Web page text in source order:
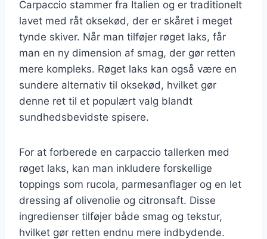
Carpaccio stammer fra Italien og er traditionelt
lavet med råt oksekød, der er skåret i meget
tynde skiver. Når man tilføjer røget laks, får
man en ny dimension af smag, der gør retten
mere kompleks. Røget laks kan også være en
sundere alternativ til oksekød, hvilket gør
denne ret til et populært valg blandt
sundhedsbevidste spisere.
For at forberede en carpaccio tallerken med
røget laks, kan man inkludere forskellige
toppings som rucola, parmesanflager og en let
dressing af olivenolie og citronsaft. Disse
ingredienser tilføjer både smag og tekstur,
hvilket gør retten endnu mere indbydende.